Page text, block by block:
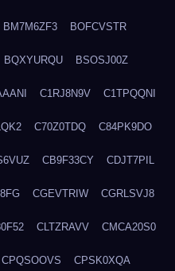
BM7M6ZF3 BOFCVSTR
BQXYURQU BSOSJ00Z
C1RJ8N9V C1TPQQNI
C70Z0TDQ C84PK9DO
CB9F33CY CDJT7PIL
CGEVTRIW CGRLSVJ8
CLTZRAVV CMCA20S0
CPQSOOVS CPSK0XQA